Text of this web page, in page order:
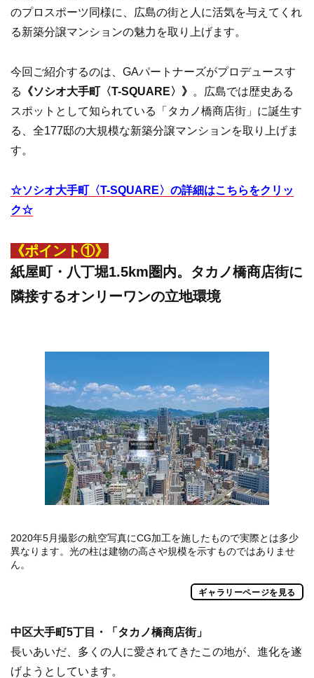
のプロスポーツ同様に、広島の街と人に活気を与えてくれ
る新築分譲マンションの魅力を取り上げます。
今回ご紹介するのは、GAパートナーズがプロデュースす
る
《ソシオ大手町〈T-SQUARE〉》 。広島では歴史ある
スポットとして知られている「タカノ橋商店街」に誕生す
る、全177邸の大規模な新築分譲マンションを取り上げま
す。
☆ソシオ大手町〈T-SQUARE〉の詳細はこちらをクリッ
ク☆
《ポイント①》
紙屋町・八丁堀1.5km圏内。タカノ橋商店街に
隣接するオンリーワンの立地環境
2020年5月撮影の航空写真にCG加工を施したもので実際とは多少
異なります。光の柱は建物の高さや規模を示すものではありませ
ん。
ギャラリーページを見る
中区大手町5丁目・「タカノ橋商店街」
長いあいだ、多くの人に愛されてきたこの地が、進化を遂
げようとしています。